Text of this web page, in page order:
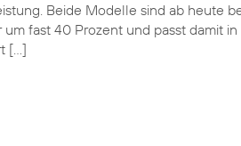
Beide Modelle sind ab heute
um fast 40 Prozent und passt damit
[…]